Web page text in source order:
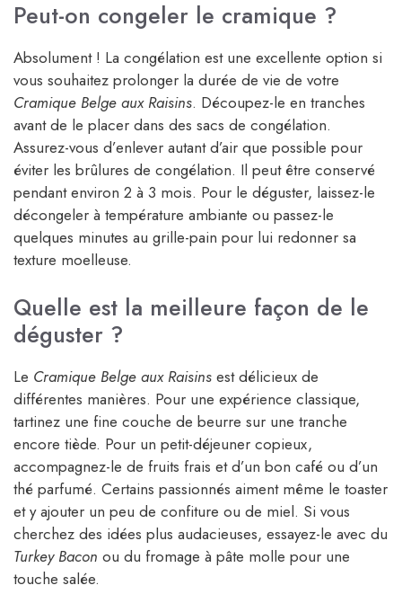
Peut-on congeler le cramique ?
Absolument ! La congélation est une excellente option si
vous souhaitez prolonger la durée de vie de votre
Cramique Belge aux Raisins. Découpez-le en tranches
avant de le placer dans des sacs de congélation.
Assurez-vous d’enlever autant d’air que possible pour
éviter les brûlures de congélation. Il peut être conservé
pendant environ 2 à 3 mois. Pour le déguster, laissez-le
décongeler à température ambiante ou passez-le
quelques minutes au grille-pain pour lui redonner sa
texture moelleuse.
Quelle est la meilleure façon de le
déguster ?
Le Cramique Belge aux Raisins est délicieux de
différentes manières. Pour une expérience classique,
tartinez une fine couche de beurre sur une tranche
encore tiède. Pour un petit-déjeuner copieux,
accompagnez-le de fruits frais et d’un bon café ou d’un
thé parfumé. Certains passionnés aiment même le toaster
et y ajouter un peu de confiture ou de miel. Si vous
cherchez des idées plus audacieuses, essayez-le avec du
Turkey Bacon ou du fromage à pâte molle pour une
touche salée.